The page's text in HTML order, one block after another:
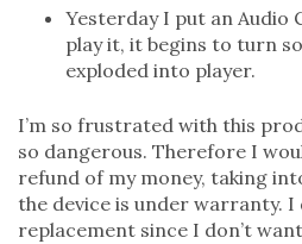
Yesterday I put an Audio
play it, it begins to turn
exploded into player.
I’m so frustrated with this
so dangerous. Therefore I
refund of my money, taking
the device is under warranty.
replacement since I don’t